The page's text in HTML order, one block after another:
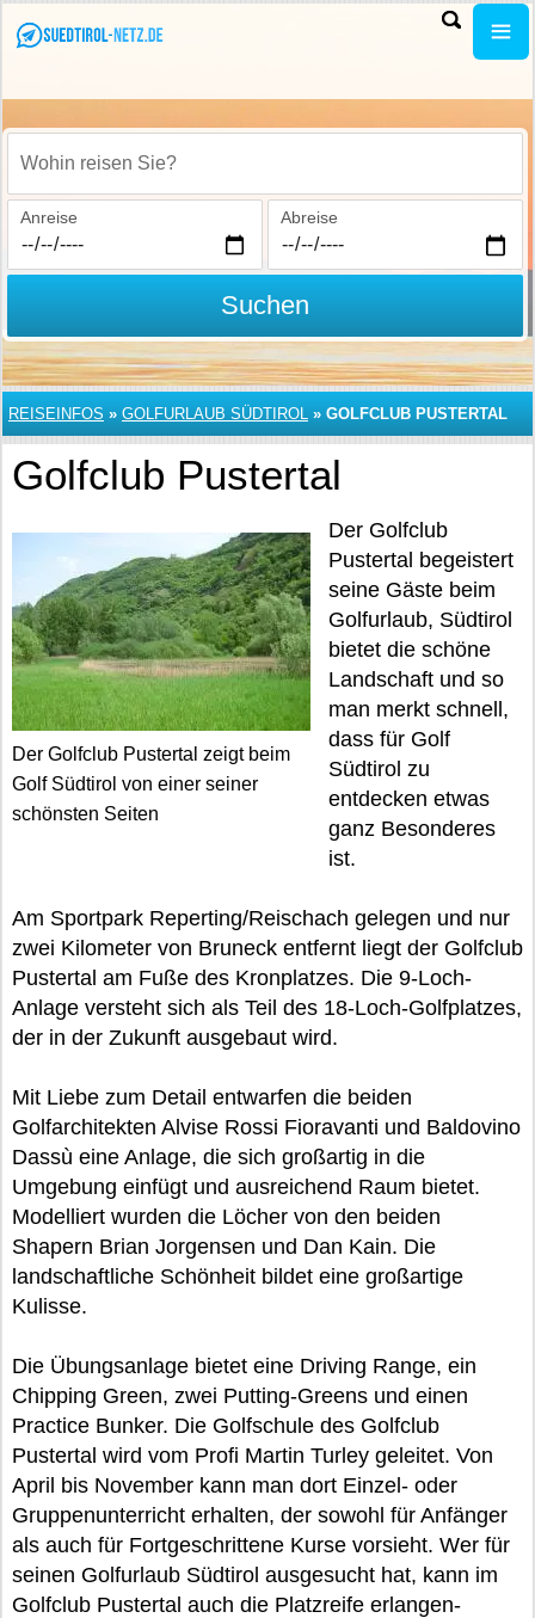
Wohin reisen Sie?
Anreise Abreise
Suchen
REISEINFOS » GOLFURLAUB SÜDTIROL » GOLFCLUB PUSTERTAL
Golfclub Pustertal
Der Golfclub Pustertal zeigt beim
Golf Südtirol von einer seiner
schönsten Seiten
Der Golfclub
Pustertal begeistert
seine Gäste beim
Golfurlaub, Südtirol
bietet die schöne
Landschaft und so
man merkt schnell,
dass für Golf
Südtirol zu
entdecken etwas
ganz Besonderes
ist.
Am Sportpark Reperting/Reischach gelegen und nur
zwei Kilometer von Bruneck entfernt liegt der Golfclub
Pustertal am Fuße des Kronplatzes. Die 9-Loch-
Anlage versteht sich als Teil des 18-Loch-Golfplatzes,
der in der Zukunft ausgebaut wird.
Mit Liebe zum Detail entwarfen die beiden
Golfarchitekten Alvise Rossi Fioravanti und Baldovino
Dassù eine Anlage, die sich großartig in die
Umgebung einfügt und ausreichend Raum bietet.
Modelliert wurden die Löcher von den beiden
Shapern Brian Jorgensen und Dan Kain. Die
landschaftliche Schönheit bildet eine großartige
Kulisse.
Die Übungsanlage bietet eine Driving Range, ein
Chipping Green, zwei Putting-Greens und einen
Practice Bunker. Die Golfschule des Golfclub
Pustertal wird vom Profi Martin Turley geleitet. Von
April bis November kann man dort Einzel- oder
Gruppenunterricht erhalten, der sowohl für Anfänger
als auch für Fortgeschrittene Kurse vorsieht. Wer für
seinen Golfurlaub Südtirol ausgesucht hat, kann im
Golfclub Pustertal auch die Platzreife erlangen-